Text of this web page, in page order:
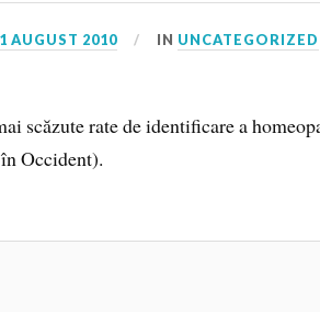
1 AUGUST 2010 IN UNCATEGORIZED
scăzute rate de identificare a
Occident).